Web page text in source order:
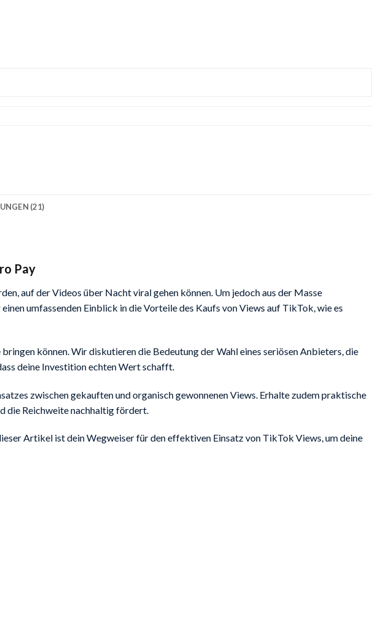
(21)
Pay
auf der Videos über Nacht viral gehen können. Um jedoch aus der Masse
umfassenden Einblick in die Vorteile des Kaufs von Views auf TikTok, wie es
können. Wir diskutieren die Bedeutung der Wahl eines seriösen Anbieters, die
deine Investition echten Wert schafft.
zwischen gekauften und organisch gewonnenen Views. Erhalte zudem praktische
die Reichweite nachhaltig fördert.
Artikel ist dein Wegweiser für den effektiven Einsatz von TikTok Views, um deine